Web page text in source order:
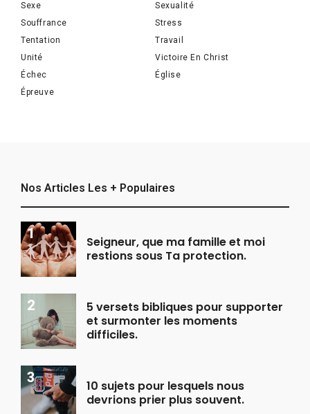
Sexe
Sexualité
Souffrance
Stress
Tentation
Travail
Unité
Victoire En Christ
Échec
Église
Épreuve
Nos Articles Les + Populaires
Seigneur, que ma famille et moi
restions sous Ta protection.
5 versets bibliques pour supporter
et surmonter les moments
difficiles.
10 sujets pour lesquels nous
devrions prier plus souvent.